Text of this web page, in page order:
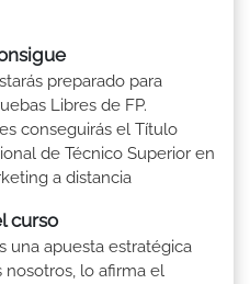
preparado para
Libres de FP.
conseguirás el Título
de Técnico Superior en
a distancia
curso
una apuesta estratégica
nosotros, lo afirma el